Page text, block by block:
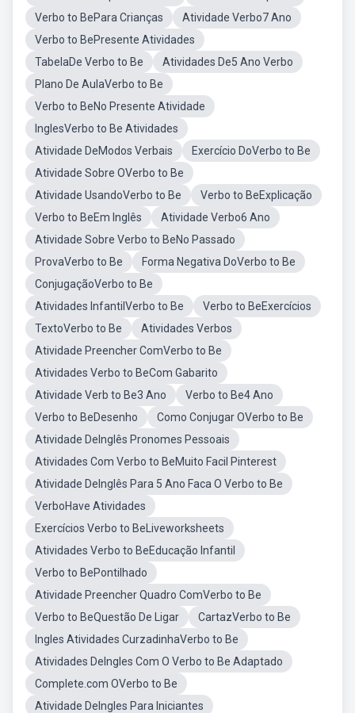
Verbo to BePara Crianças
Atividade Verbo7 Ano
Verbo to BePresente Atividades
TabelaDe Verbo to Be
Atividades De5 Ano Verbo
Plano De AulaVerbo to Be
Verbo to BeNo Presente Atividade
InglesVerbo to Be Atividades
Atividade DeModos Verbais
Exercício DoVerbo to Be
Atividade Sobre OVerbo to Be
Atividade UsandoVerbo to Be
Verbo to BeExplicação
Verbo to BeEm Inglês
Atividade Verbo6 Ano
Atividade Sobre Verbo to BeNo Passado
ProvaVerbo to Be
Forma Negativa DoVerbo to Be
ConjugaçãoVerbo to Be
Atividades InfantilVerbo to Be
Verbo to BeExercícios
TextoVerbo to Be
Atividades Verbos
Atividade Preencher ComVerbo to Be
Atividades Verbo to BeCom Gabarito
Atividade Verb to Be3 Ano
Verbo to Be4 Ano
Verbo to BeDesenho
Como Conjugar OVerbo to Be
Atividade DeInglês Pronomes Pessoais
Atividades Com Verbo to BeMuito Facil Pinterest
Atividade DeInglês Para 5 Ano Faca O Verbo to Be
VerboHave Atividades
Exercícios Verbo to BeLiveworksheets
Atividades Verbo to BeEducação Infantil
Verbo to BePontilhado
Atividade Preencher Quadro ComVerbo to Be
Verbo to BeQuestão De Ligar
CartazVerbo to Be
Ingles Atividades CurzadinhaVerbo to Be
Atividades DeIngles Com O Verbo to Be Adaptado
Complete.com OVerbo to Be
Atividade DeIngles Para Iniciantes